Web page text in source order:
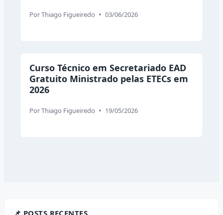
PorThiago Figueiredo 03/06/2026
Curso Técnico em Secretariado EAD
Gratuito Ministrado pelas ETECs em
2026
PorThiago Figueiredo 19/05/2026